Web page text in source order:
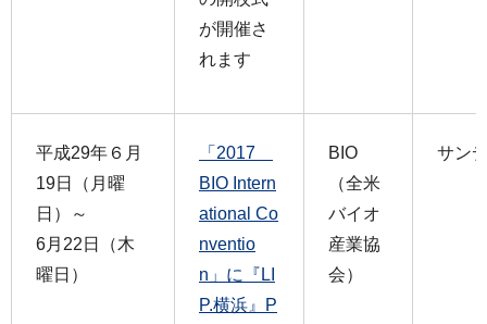
が開催さ
れます
平成29年６月
19日（月曜
日）～
6月22日（木
曜日）
「2017
BIO Intern
ational Co
nventio
n」に『LI
P.横浜』P
BIO
（全米
バイオ
産業協
会）
サン